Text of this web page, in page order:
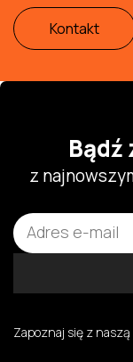
Kontakt
Bądź
z
Zapoznaj się z naszą